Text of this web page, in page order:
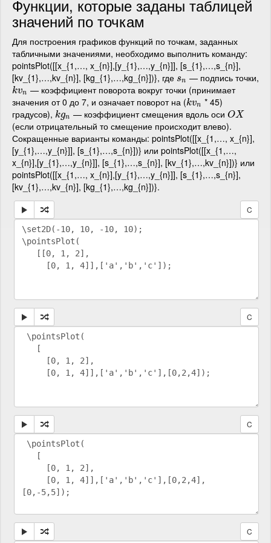
Функции, которые заданы таблицей
значений по точкам
Для построения графиков функций по точкам, заданных
табличными значениями, необходимо выполнить команду:
pointsPlot([[x_{1,…, x_{n}],[y_{1},…,y_{n}]], [s_{1},…,s_{n}],
[kv_{1},…,kv_{n}], [kg_{1},…,kg_{n}])}, где sn
sn — подпись точки,
kvn
kvn — коэффициент поворота вокруг точки (принимает
значения от 0 до 7, и означает поворот на (kvn
kvn * 45)
градусов), kgn
kgn — коэффициент смещения вдоль осиOX
OX
(если отрицательный то смещение происходит влево).
Сокращенные варианты команды: pointsPlot([[x_{1,…, x_{n}],
[y_{1},…,y_{n}]], [s_{1},…,s_{n}])} или pointsPlot([[x_{1,…,
x_{n}],[y_{1},…,y_{n}]], [s_{1},…,s_{n}], [kv_{1},…,kv_{n}])} или
pointsPlot([[x_{1,…, x_{n}],[y_{1},…,y_{n}]], [s_{1},…,s_{n}],
[kv_{1},…,kv_{n}], [kg_{1},…,kg_{n}])}.
C
C
C
C